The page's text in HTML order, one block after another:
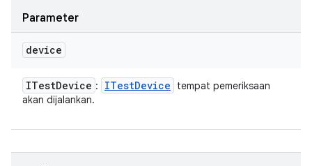
Parameter
device
ITestDevice : ITestDevice
tempat pemeriksaan
akan dijalankan.